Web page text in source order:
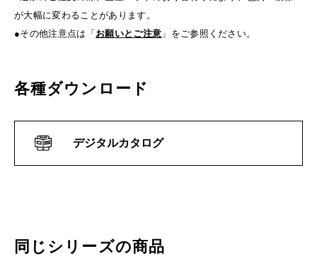
が大幅に変わることがあります。
●その他注意点は「 お願いとご注意 」をご参照ください。
各種ダウンロード
デジタルカタログ
同じシリーズの商品